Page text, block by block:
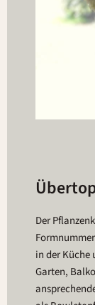
Der
in der Küche
Garten,